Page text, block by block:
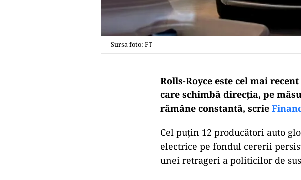
Sursa foto: FT
Rolls-Royce este cel mai
care schimbă direcția, pe
rămâne constantă, scrie
Cel puțin 12 producători auto
electrice pe fondul cererii
unei retrageri a politicilor de